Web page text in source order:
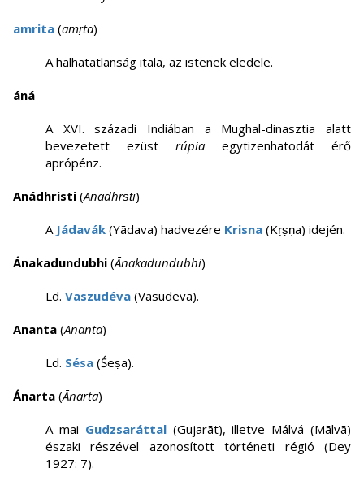
amrita (amṛta)
A halhatatlanság itala, az istenek eledele.
áná
A XVI. századi Indiában a Mughal-dinasztia alatt
bevezetett ezüst rúpia egytizenhatodát érő
aprópénz.
Anádhristi (Anādhṛṣṭi)
A Jádavák (Yādava) hadvezére Krisna (Kṛṣṇa) idején.
Ánakadundubhi (Ānakadundubhi)
Ld. Vaszudéva (Vasudeva).
Ananta (Ananta)
Ld. Sésa (Śeṣa).
Ánarta (Ānarta)
A mai Gudzsaráttal(Gujarāt), illetve Málvá (Mālvā)
északi részével azonosított történeti régió (Dey
1927: 7).